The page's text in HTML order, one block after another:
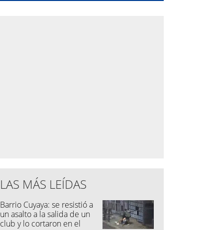
LAS MÁS LEÍDAS
Barrio Cuyaya: se resistió a
un asalto a la salida de un
club y lo cortaron en el